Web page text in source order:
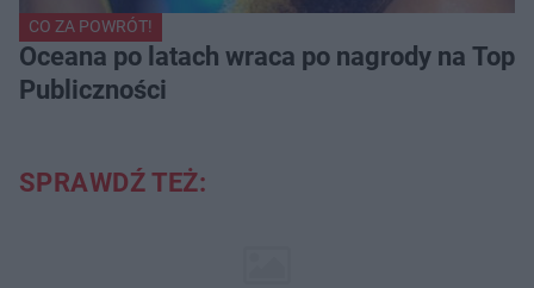
CO ZA POWRÓT!
Oceana po latach wraca po nagrody na Top
Publiczności
SPRAWDŹ TEŻ: